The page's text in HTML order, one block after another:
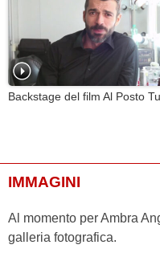
Backstage del film Al Posto
IMMAGINI
Al momento per Ambra
galleria fotografica.